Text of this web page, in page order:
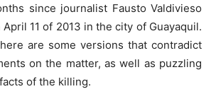
since journalist Fausto Valdivieso
11 of 2013 in the city of Guayaquil.
are some versions that contradict
on the matter, as well as puzzling
of the killing.